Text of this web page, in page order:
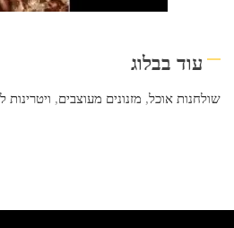
עוד בבלוג
שולחנות אוכל, מזנונים מעוצבים, ויטרינות